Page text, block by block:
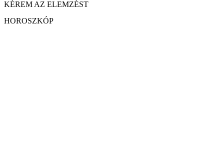
KÉREM AZ ELEMZÉST
HOROSZKÓP